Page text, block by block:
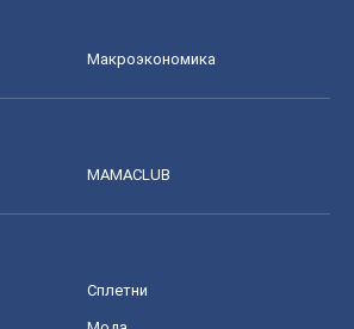
Mакроэкономика
MAMACLUB
Сплетни